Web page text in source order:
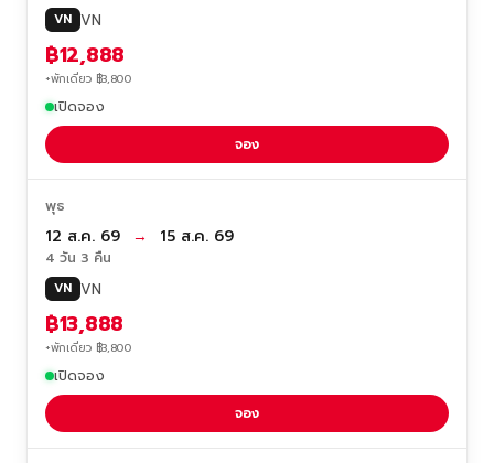
VN VN
฿12,888
+พักเดี่ยว ฿3,800
เปิดจอง
จอง
พุธ
12 ส.ค. 69 → 15 ส.ค. 69
4 วัน 3 คืน
VN VN
฿13,888
+พักเดี่ยว ฿3,800
เปิดจอง
จอง